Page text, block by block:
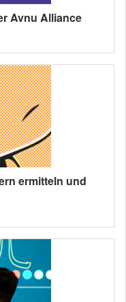
Avnu Alliance
ermitteln und